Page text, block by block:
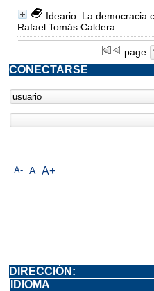
Ideario. La democracia
Rafael Tomás Caldera
page
A- A A+
CONECTARSE
DIRECCIÓN:
IDIOMA